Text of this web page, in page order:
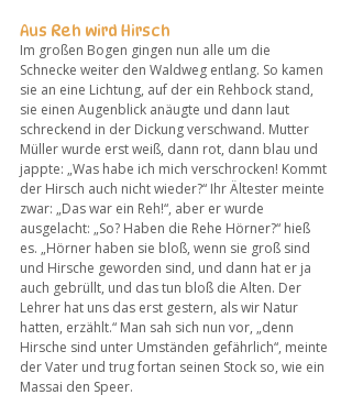
Aus Reh wird Hirsch
Im großen Bogen gingen nun alle um die
Schnecke weiter den Waldweg entlang. So kamen
sie an eine Lichtung, auf der ein Rehbock stand,
sie einen Augenblick anäugte und dann laut
schreckend in der Dickung verschwand. Mutter
Müller wurde erst weiß, dann rot, dann blau und
jappte: „Was habe ich mich verschrocken! Kommt
der Hirsch auch nicht wieder?“ Ihr Ältester meinte
zwar: „Das war ein Reh!“, aber er wurde
ausgelacht: „So? Haben die Rehe Hörner?“ hieß
es. „Hörner haben sie bloß, wenn sie groß sind
und Hirsche geworden sind, und dann hat er ja
auch gebrüllt, und das tun bloß die Alten. Der
Lehrer hat uns das erst gestern, als wir Natur
hatten, erzählt.“ Man sah sich nun vor, „denn
Hirsche sind unter Umständen gefährlich“, meinte
der Vater und trug fortan seinen Stock so, wie ein
Massai den Speer.